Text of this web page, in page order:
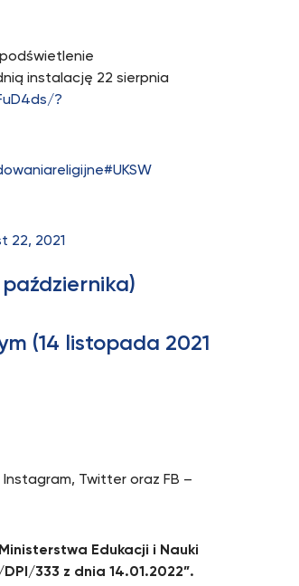
instalację 22 sierpnia
?
#UKSW
22, 2021
(14 listopada 2021
Twitter oraz FB –
Edukacji i Nauki
333 z dnia 14.01.2022”.